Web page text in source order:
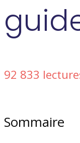
92 833
Sommaire